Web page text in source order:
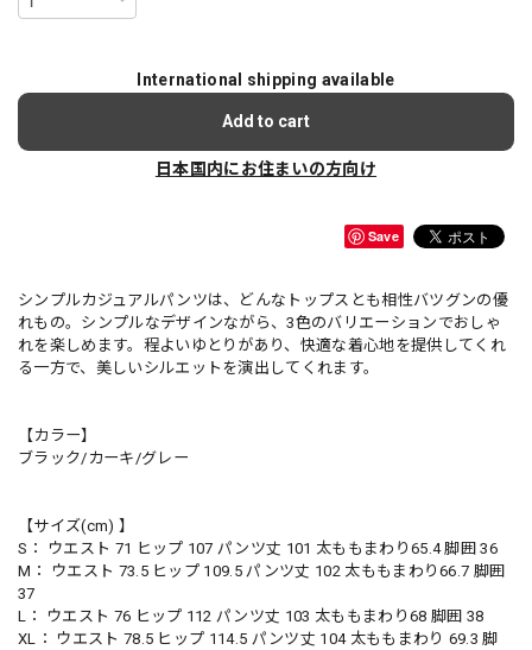
International shipping available
Add to cart
日本国内にお住まいの方向け
Save
シンプルカジュアルパンツは、どんなトップスとも相性バツグンの優
れもの。シンプルなデザインながら、3色のバリエーションでおしゃ
れを楽しめます。程よいゆとりがあり、快適な着心地を提供してくれ
る一方で、美しいシルエットを演出してくれます。
【カラー】
ブラック/カーキ/グレー
【サイズ(cm) 】
S： ウエスト 71 ヒップ 107 パンツ丈 101 太ももまわり65.4 脚囲 36
M： ウエスト 73.5 ヒップ 109.5 パンツ丈 102 太ももまわり66.7 脚囲
37
L： ウエスト 76 ヒップ 112 パンツ丈 103 太ももまわり68 脚囲 38
XL： ウエスト 78.5 ヒップ 114.5 パンツ丈 104 太ももまわり 69.3 脚